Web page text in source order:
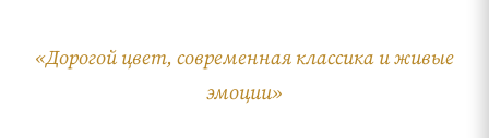
«Дорогой цвет, современная классика и живые
эмоции»